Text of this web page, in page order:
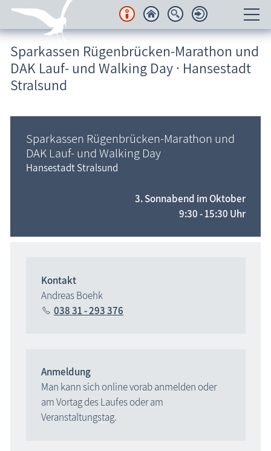
Unterkünfte
Regionales
Karten
Freizeit
Sparkassen Rügenbrücken-Marathon und
DAK Lauf- und Walking Day · Hansestadt
Stralsund
Sparkassen Rügenbrücken-Marathon und
DAK Lauf- und Walking Day
Hansestadt Stralsund
3. Sonnabend im Oktober
9:30 - 15:30 Uhr
Kontakt
Andreas Boehk
038 31 - 293 376
Anmeldung
Man kann sich online vorab anmelden oder
am Vortag des Laufes oder am
Veranstaltungstag.